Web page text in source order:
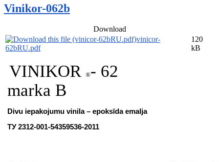
Vinikor-062b
Download
vinicor-
62bRU.pdf
120
kB
VINIKOR®- 62
marka B
Divu iepakojumu vinila – epoksīda emalja
ТУ 2312-001-54359536-2011